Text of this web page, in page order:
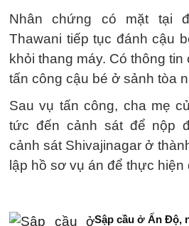
Nhân chứng có mặt tại
Thawani tiếp tục đánh cậu
khỏi thang máy. Có thông
tấn công cậu bé ở sảnh tòa
Sau vụ tấn công, cha mẹ
tức đến cảnh sát để nộp
cảnh sát Shivajinagar ở
lập hồ sơ vụ án để thực hiện
Sập cầu ở Ấn Độ,